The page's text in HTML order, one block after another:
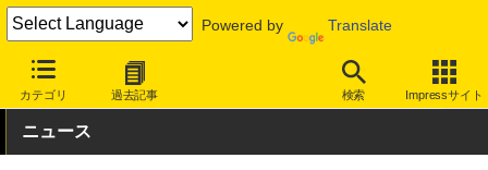
Powered by Translate
カテゴリ 過去記事 検索 Impressサイト
INTERNET Watch サービス/ソフト サービス クラウド
ニュース